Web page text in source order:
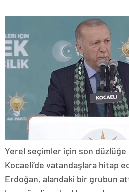
Yerel seçimler için son
Kocaeli’de vatandaşlara hitap
Erdoğan, alandaki bir grubun